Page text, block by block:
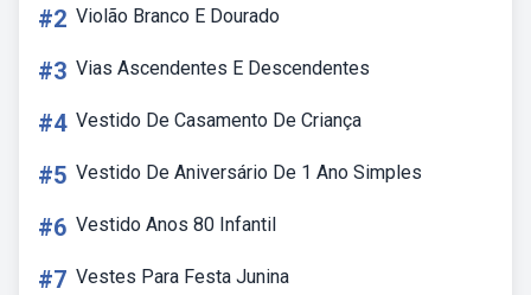
#2 Violão Branco E Dourado
#3 Vias Ascendentes E Descendentes
#4 Vestido De Casamento De Criança
#5 Vestido De Aniversário De 1 Ano Simples
#6 Vestido Anos 80 Infantil
#7 Vestes Para Festa Junina